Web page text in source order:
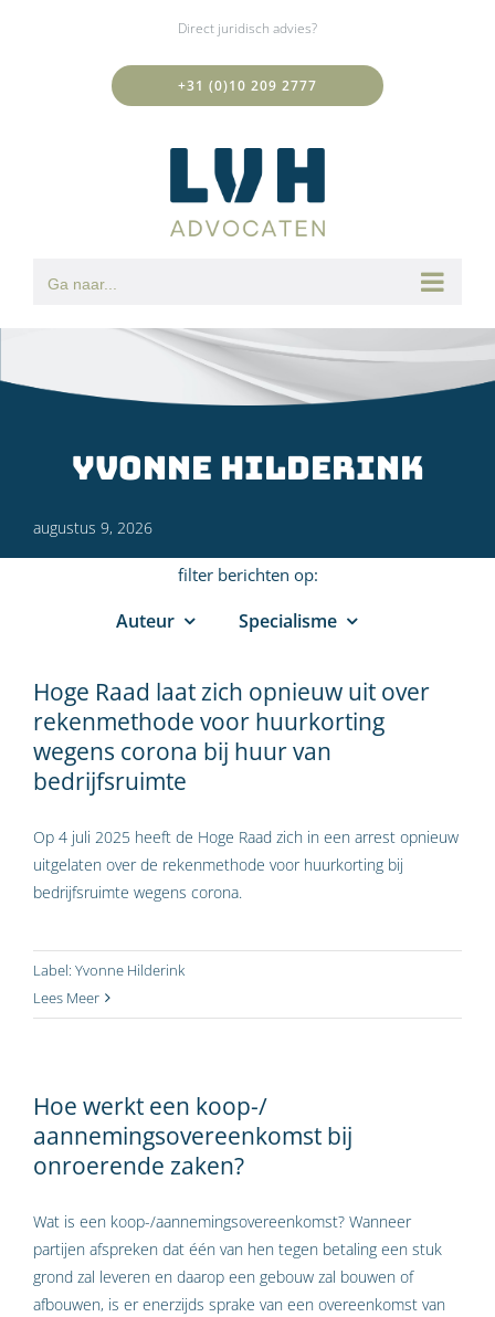
Direct juridisch advies?
+31 (0)10 209 2777
Ga naar...
Yvonne Hilderink
augustus 9, 2026
filter berichten op:
Auteur Specialisme
Hoge Raad laat zich opnieuw uit over
rekenmethode voor huurkorting
wegens corona bij huur van
bedrijfsruimte
Op 4 juli 2025 heeft de Hoge Raad zich in een arrest opnieuw
uitgelaten over de rekenmethode voor huurkorting bij
bedrijfsruimte wegens corona.
Label: Yvonne Hilderink
Lees Meer
Hoe werkt een koop-/
aannemingsovereenkomst bij
onroerende zaken?
Wat is een koop-/aannemingsovereenkomst? Wanneer
partijen afspreken dat één van hen tegen betaling een stuk
grond zal leveren en daarop een gebouw zal bouwen of
afbouwen, is er enerzijds sprake van een overeenkomst van